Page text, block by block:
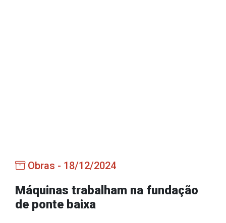
Obras
Saúde
Obras - 18/12/2024
Máquinas trabalham na fundação
de ponte baixa